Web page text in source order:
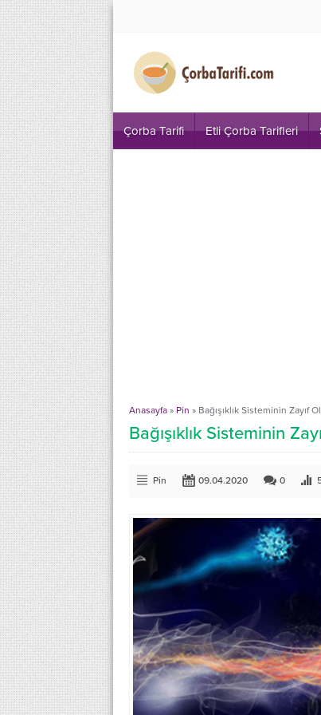
Çorba Tarifi Etli Çorba Tarifleri
Anasayfa » Pin » Bağışıklık Sisteminin Zayıf
Bağışıklık Sisteminin
Pin 09.04.2020 0
Ayda 16 Kilo Verdiren Sarımsak Ceviz Kürü Limon